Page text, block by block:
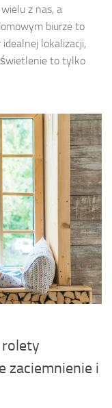
z nas, a
biurze to
lokalizacji,
to tylko
rolety
zaciemnienie i